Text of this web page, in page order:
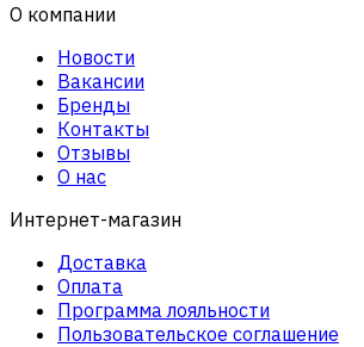
О компании
Новости
Вакансии
Бренды
Контакты
Отзывы
О нас
Интернет-магазин
Доставка
Оплата
Программа лояльности
Пользовательское соглашение